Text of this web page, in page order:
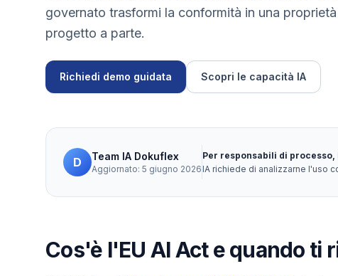
governato trasformi la conformità in una
progetto a parte.
Richiedi demo guidata Scopri le capacità IA
D Team IA Dokuflex
Aggiornato: 5 giugno 2026
Per responsabili di processo,
IA richiede di analizzarne l'uso
Cos'è l'EU AI Act e quando ti